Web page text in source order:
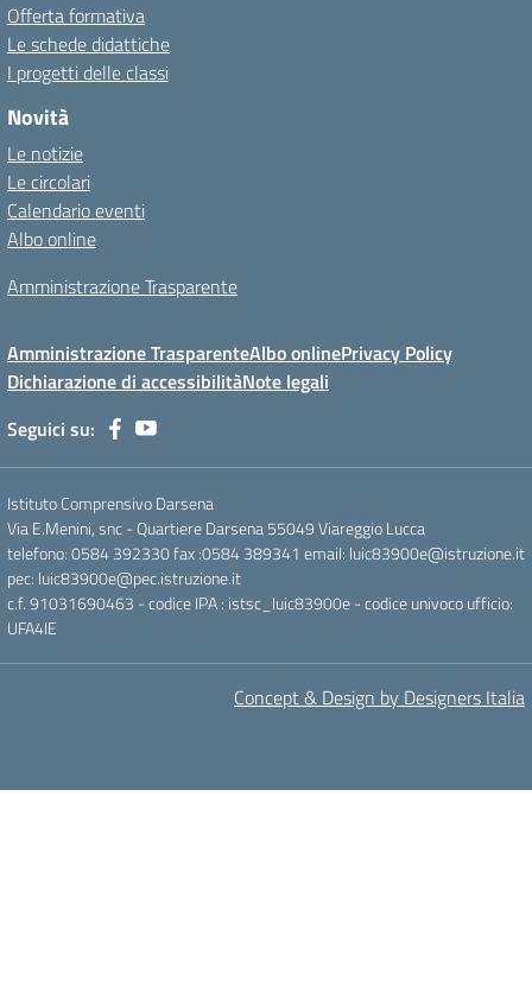
Offerta formativa
Le schede didattiche
I progetti delle classi
Novità
Le notizie
Le circolari
Calendario eventi
Albo online
Amministrazione Trasparente
Amministrazione TrasparenteAlbo onlinePrivacy Policy
Dichiarazione di accessibilitàNote legali
Seguici su:
Istituto Comprensivo Darsena
Via E.Menini, snc - Quartiere Darsena 55049 Viareggio Lucca
telefono: 0584 392330 fax :0584 389341 email: luic83900e@istruzione.it
pec: luic83900e@pec.istruzione.it
c.f. 91031690463 - codice IPA : istsc_luic83900e - codice univoco ufficio:
UFA4IE
Concept & Design by Designers Italia